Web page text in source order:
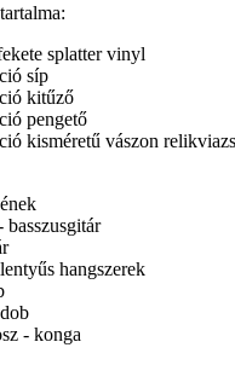
splatter vinyl
síp
kitűző
pengető
kisméretű vászon
hangszerek
- konga